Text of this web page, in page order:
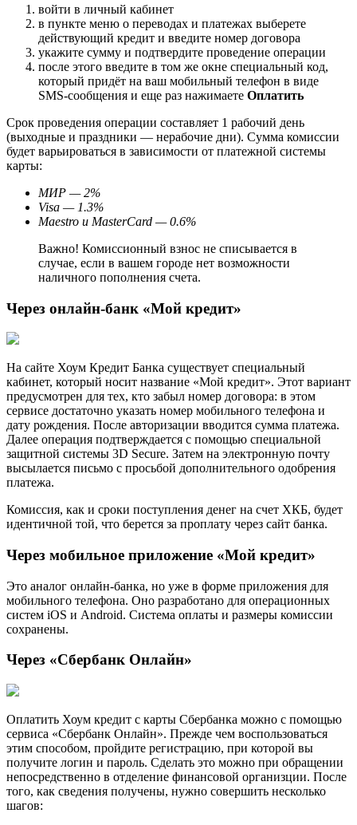
войти в личный кабинет
в пункте меню о переводах и платежах выберете
действующий кредит и введите номер договора
укажите сумму и подтвердите проведение операции
после этого введите в том же окне специальный код,
который придёт на ваш мобильный телефон в виде
SMS-сообщения и еще раз нажимаете Оплатить
Срок проведения операции составляет 1 рабочий день
(выходные и праздники — нерабочие дни). Сумма комиссии
будет варьироваться в зависимости от платежной системы
карты:
МИР — 2%
Visa — 1.3%
Maestro и MasterCard — 0.6%
Важно! Комиссионный взнос не списывается в
случае, если в вашем городе нет возможности
наличного пополнения счета.
Через онлайн-банк «Мой кредит»
На сайте Хоум Кредит Банка существует специальный
кабинет, который носит название «Мой кредит». Этот вариант
предусмотрен для тех, кто забыл номер договора: в этом
сервисе достаточно указать номер мобильного телефона и
дату рождения. После авторизации вводится сумма платежа.
Далее операция подтверждается с помощью специальной
защитной системы 3D Secure. Затем на электронную почту
высылается письмо с просьбой дополнительного одобрения
платежа.
Комиссия, как и сроки поступления денег на счет ХКБ, будет
идентичной той, что берется за проплату через сайт банка.
Через мобильное приложение «Мой кредит»
Это аналог онлайн-банка, но уже в форме приложения для
мобильного телефона. Оно разработано для операционных
систем iOS и Android. Система оплаты и размеры комиссии
сохранены.
Через «Сбербанк Онлайн»
Оплатить Хоум кредит с карты Сбербанка можно с помощью
сервиса «Сбербанк Онлайн». Прежде чем воспользоваться
этим способом, пройдите регистрацию, при которой вы
получите логин и пароль. Сделать это можно при обращении
непосредственно в отделение финансовой организции. После
того, как сведения получены, нужно совершить несколько
шагов: